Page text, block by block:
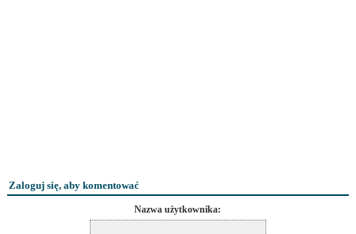
Zaloguj się, aby komentować
Nazwa użytkownika: